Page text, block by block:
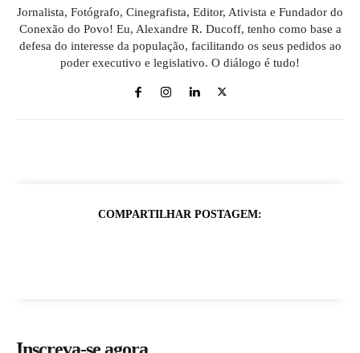
Jornalista, Fotógrafo, Cinegrafista, Editor, Ativista e Fundador do
Conexão do Povo! Eu, Alexandre R. Ducoff, tenho como base a
defesa do interesse da população, facilitando os seus pedidos ao
poder executivo e legislativo. O diálogo é tudo!
COMPARTILHAR POSTAGEM: